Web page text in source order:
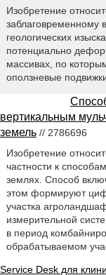
Изобретение
геологических
потенциально
массивах, по
оползневые
вертикальным
земель // 2786696
Изобретение
частности к
землях. Способ
этом формируют
участка
измерительной
в период
обрабатываемом
Service Desk для